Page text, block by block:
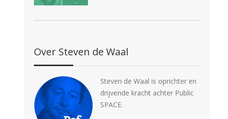
Over Steven de Waal
Steven de Waal is oprichter en
drijvende kracht achter Public
SPACE.